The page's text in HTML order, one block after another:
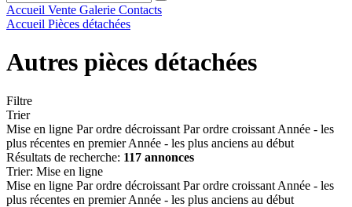
Accueil Vente Galerie Contacts
Accueil Pièces détachées
Autres pièces détachées
Filtre
Trier
Mise en ligne Par ordre décroissant Par ordre croissant Année - les
plus récentes en premier Année - les plus anciens au début
Résultats de recherche: 117 annonces
Trier: Mise en ligne
Mise en ligne Par ordre décroissant Par ordre croissant Année - les
plus récentes en premier Année - les plus anciens au début